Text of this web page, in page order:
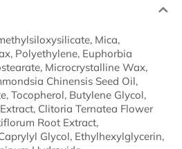
Mica,
Polyethylene, Euphorbia
Microcrystalline Wax,
Chinensis Seed Oil,
Tocopherol, Butylene Glycol,
Clitoria Ternatea Flower
Root Extract,
Glycol, Ethylhexylglycerin,